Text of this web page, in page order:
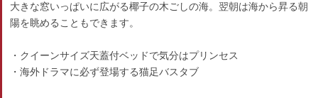
大きな窓いっぱいに広がる椰子の木ごしの海。翌朝は海から昇る朝
陽を眺めることもできます。
・クイーンサイズ天蓋付ベッドで気分はプリンセス
・海外ドラマに必ず登場する猫足バスタブ